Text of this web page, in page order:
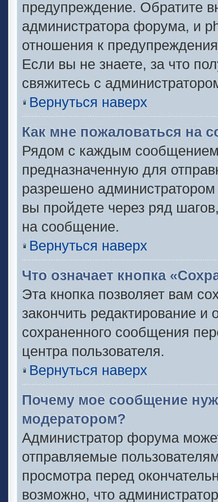
предупреждение. Обратите
администратора форума, и
отношения к
Если вы не знаете, за что
свяжитесь с
Вернуться наверх
Как мне пожаловаться на
Рядом с каждым сообщением
предназначенную для
разрешено
вы пройдете через ряд
на сообщение.
Вернуться наверх
Что означает кнопка
Эта кнопка позволяет вам
закончить редактирование и
сохраненного сообщения
центра пользователя.
Вернуться наверх
Почему мое сообщение
модератором?
Администратор форума
отправляемые
просмотра перед
возможно, что